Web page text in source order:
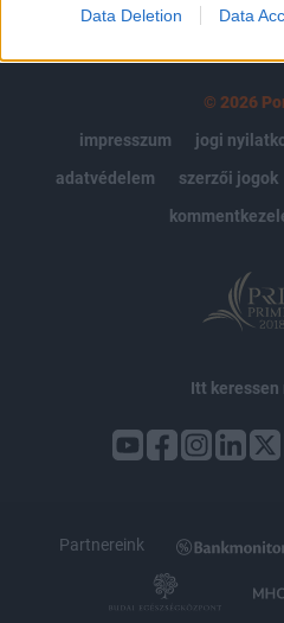
Data Deletion Data
© 2026
impresszum
jogi
adatvédelem
szerzői jogok
Itt keressen
Partnereink